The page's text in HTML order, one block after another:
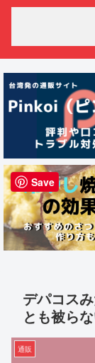
デパコス
とも被ら
通販
Save